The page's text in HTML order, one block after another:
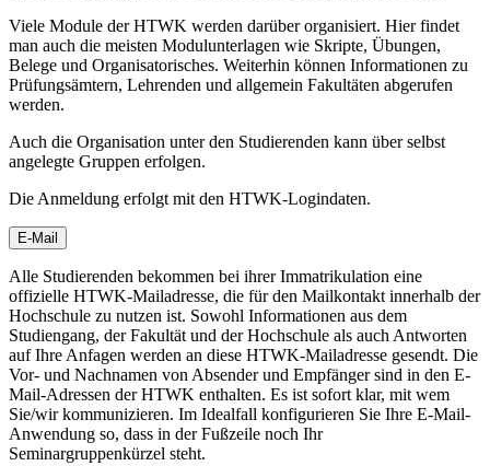
Viele Module der HTWK werden darüber organisiert. Hier findet
man auch die meisten Modulunterlagen wie Skripte, Übungen,
Belege und Organisatorisches. Weiterhin können Informationen zu
Prüfungsämtern, Lehrenden und allgemein Fakultäten abgerufen
werden.
Auch die Organisation unter den Studierenden kann über selbst
angelegte Gruppen erfolgen.
Die Anmeldung erfolgt mit den HTWK-Logindaten.
E-Mail
Alle Studierenden bekommen bei ihrer Immatrikulation eine
offizielle HTWK-Mailadresse, die für den Mailkontakt innerhalb der
Hochschule zu nutzen ist. Sowohl Informationen aus dem
Studiengang, der Fakultät und der Hochschule als auch Antworten
auf Ihre Anfagen werden an diese HTWK-Mailadresse gesendt. Die
Vor- und Nachnamen von Absender und Empfänger sind in den E-
Mail-Adressen der HTWK enthalten. Es ist sofort klar, mit wem
Sie/wir kommunizieren. Im Idealfall konfigurieren Sie Ihre E-Mail-
Anwendung so, dass in der Fußzeile noch Ihr
Seminargruppenkürzel steht.